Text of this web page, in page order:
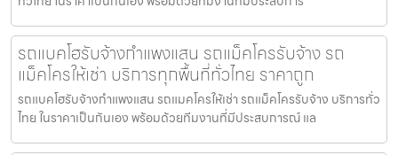
รถแบคโฮรับจ้างกำแพงแสน รถแม็คโครรับจ้าง รถ
แม็คโครให้เช่า บริการทุกพื้นที่ทั่วไทย ราคาถูก
รถแบคโฮรับจ้างกำแพงแสน รถแมคโครให้เช่า รถแม็คโครรับจ้าง บริการทั่ว
ไทย ในราคาเป็นกันเอง พร้อมด้วยทีมงานที่มีประสบการณ์ แล